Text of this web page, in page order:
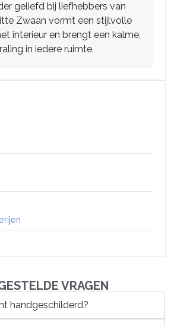
geliefd bij liefhebbers van
Zwaan vormt een stijlvolle
interieur en brengt een kalme,
in iedere ruimte.
VRAGEN
handgeschilderd?